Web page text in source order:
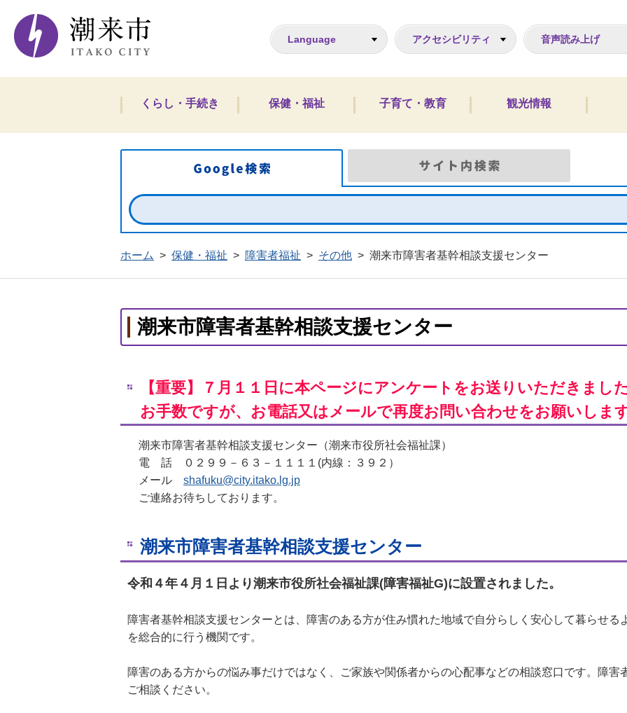
潮来市ホームページ
Language アクセシビリティ 音声読み上げ
くらし・手続き 保健・福祉 子育て・教育 観光情報
Google検索
ホーム > 保健・福祉 > 障害者福祉 > その他 > 潮来市障害者基幹相談支援センター
潮来市障害者基幹相談支援センター
【重要】７月１１日に本ページにアンケートをお送りいただきまし
お手数ですが、お電話又はメールで再度お問い合わせをお願いしま
潮来市障害者基幹相談支援センター（潮来市役所社会福祉課）
電 話 ０２９９－６３－１１１１(内線：３９２）
メール shafuku@city.itako.lg.jp
ご連絡お待ちしております。
潮来市障害者基幹相談支援センター
令和４年４月１日より潮来市役所社会福祉課(障害福祉G)に設置されました。
障害者基幹相談支援センターとは、障害のある方が住み慣れた地域で自分らしく安心して暮らせる
を総合的に行う機関です。
障害のある方からの悩み事だけではなく、ご家族や関係者からの心配事などの相談窓口です。障害
ご相談ください。